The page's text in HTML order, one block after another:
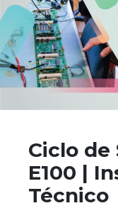
Recursos
Notícias
Eventos
Ciclo de
E100 |
Técnico